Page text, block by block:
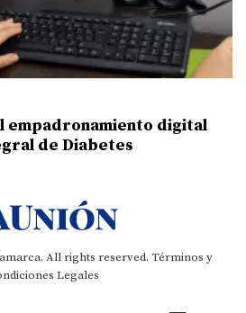
empadronamiento digital
de Diabetes
All rights reserved. Términos y
Legales